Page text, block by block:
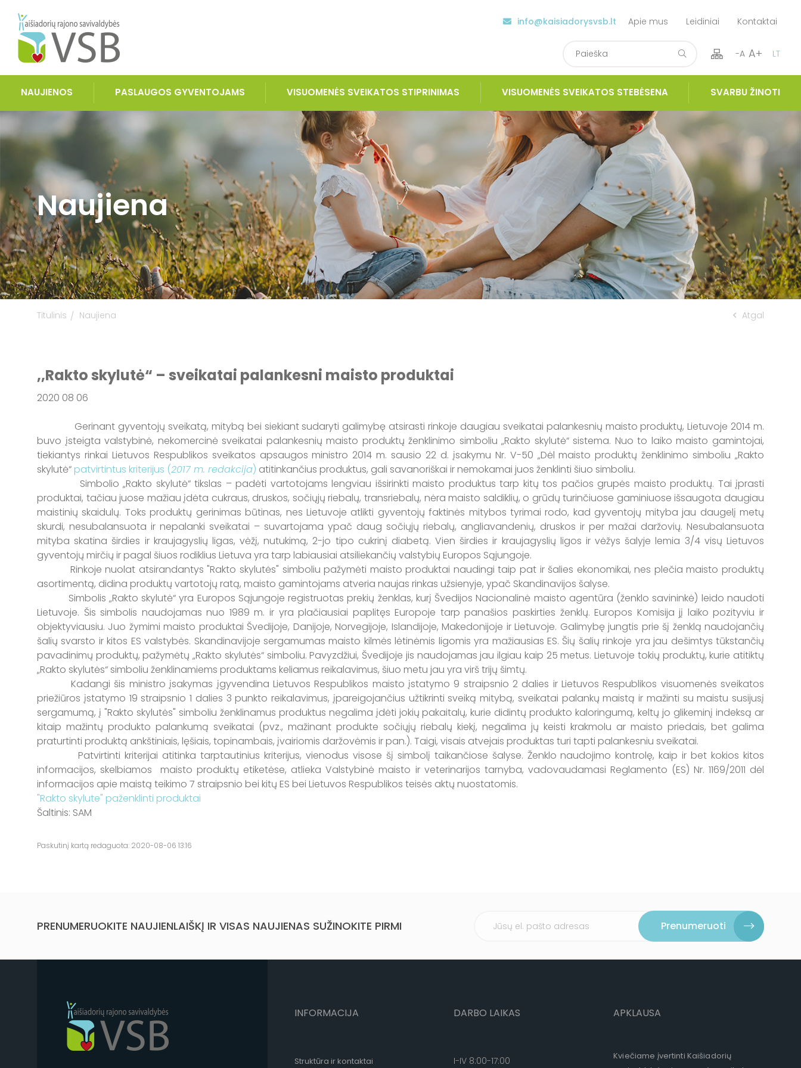
info@kaisiadorysvsb.lt Apie mus Leidiniai Kontaktai
-A A+ LT
NAUJIENOS PASLAUGOS GYVENTOJAMS VISUOMENĖS SVEIKATOS STIPRINIMAS VISUOMENĖS SVEIKATOS STEBĖSENA SVARBU ŽINOTI
Naujiena
Titulinis Naujiena Atgal
,,Rakto skylutė“ – sveikatai palankesni maisto produktai
2020 08 06
Gerinant gyventojų sveikatą, mitybą bei siekiant sudaryti galimybę atsirasti rinkoje daugiau sveikatai palankesnių maisto produktų, Lietuvoje 2014 m.
buvo įsteigta valstybinė, nekomercinė sveikatai palankesnių maisto produktų ženklinimo simboliu „Rakto skylutė“ sistema. Nuo to laiko maisto gamintojai,
tiekiantys rinkai Lietuvos Respublikos sveikatos apsaugos ministro 2014 m. sausio 22 d. įsakymu Nr. V-50 „Dėl maisto produktų ženklinimo simboliu „Rakto
skylutė“ patvirtintus kriterijus (2017 m. redakcija) atitinkančius produktus, gali savanoriškai ir nemokamai juos ženklinti šiuo simboliu.
Simbolio „Rakto skylutė“ tikslas – padėti vartotojams lengviau išsirinkti maisto produktus tarp kitų tos pačios grupės maisto produktų. Tai įprasti
produktai, tačiau juose mažiau įdėta cukraus, druskos, sočiųjų riebalų, transriebalų, nėra maisto saldiklių, o grūdų turinčiuose gaminiuose išsaugota daugiau
maistinių skaidulų. Toks produktų gerinimas būtinas, nes Lietuvoje atlikti gyventojų faktinės mitybos tyrimai rodo, kad gyventojų mityba jau daugelį metų
skurdi, nesubalansuota ir nepalanki sveikatai – suvartojama ypač daug sočiųjų riebalų, angliavandenių, druskos ir per mažai daržovių. Nesubalansuota
mityba skatina širdies ir kraujagyslių ligas, vėžį, nutukimą, 2-jo tipo cukrinį diabetą. Vien širdies ir kraujagyslių ligos ir vėžys šalyje lemia 3/4 visų Lietuvos
gyventojų mirčių ir pagal šiuos rodiklius Lietuva yra tarp labiausiai atsiliekančių valstybių Europos Sąjungoje.
Rinkoje nuolat atsirandantys "Rakto skylutės" simboliu pažymėti maisto produktai naudingi taip pat ir šalies ekonomikai, nes plečia maisto produktų
asortimentą, didina produktų vartotojų ratą, maisto gamintojams atveria naujas rinkas užsienyje, ypač Skandinavijos šalyse.
Simbolis „Rakto skylutė“ yra Europos Sąjungoje registruotas prekių ženklas, kurį Švedijos Nacionalinė maisto agentūra (ženklo savininkė) leido naudoti
Lietuvoje. Šis simbolis naudojamas nuo 1989 m. ir yra plačiausiai paplitęs Europoje tarp panašios paskirties ženklų. Europos Komisija jį laiko pozityviu ir
objektyviausiu. Juo žymimi maisto produktai Švedijoje, Danijoje, Norvegijoje, Islandijoje, Makedonijoje ir Lietuvoje. Galimybę jungtis prie šį ženklą naudojančių
šalių svarsto ir kitos ES valstybės. Skandinavijoje sergamumas maisto kilmės lėtinėmis ligomis yra mažiausias ES. Šių šalių rinkoje yra jau dešimtys tūkstančių
pavadinimų produktų, pažymėtų „Rakto skylutės“ simboliu. Pavyzdžiui, Švedijoje jis naudojamas jau ilgiau kaip 25 metus. Lietuvoje tokių produktų, kurie atitiktų
„Rakto skylutės“ simboliu ženklinamiems produktams keliamus reikalavimus, šiuo metu jau yra virš trijų šimtų.
Kadangi šis ministro įsakymas įgyvendina Lietuvos Respublikos maisto įstatymo 9 straipsnio 2 dalies ir Lietuvos Respublikos visuomenės sveikatos
priežiūros įstatymo 19 straipsnio 1 dalies 3 punkto reikalavimus, įpareigojančius užtikrinti sveiką mitybą, sveikatai palankų maistą ir mažinti su maistu susijusį
sergamumą, į "Rakto skylutės" simboliu ženklinamus produktus negalima įdėti jokių pakaitalų, kurie didintų produkto kaloringumą, keltų jo glikeminį indeksą ar
kitaip mažintų produkto palankumą sveikatai (pvz., mažinant produkte sočiųjų riebalų kiekį, negalima jų keisti krakmolu ar maisto priedais, bet galima
praturtinti produktą ankštiniais, lęšiais, topinambais, įvairiomis daržovėmis ir pan.). Taigi, visais atvejais produktas turi tapti palankesniu sveikatai.
Patvirtinti kriterijai atitinka tarptautinius kriterijus, vienodus visose šį simbolį taikančiose šalyse. Ženklo naudojimo kontrolę, kaip ir bet kokios kitos
informacijos, skelbiamos maisto produktų etiketėse, atlieka Valstybinė maisto ir veterinarijos tarnyba, vadovaudamasi Reglamento (ES) Nr. 1169/2011 dėl
informacijos apie maistą teikimo 7 straipsnio bei kitų ES bei Lietuvos Respublikos teisės aktų nuostatomis.
"Rakto skylute" paženklinti produktai
Šaltinis: SAM
Paskutinį kartą redaguota: 2020-08-06 13:16
PRENUMERUOKITE NAUJIENLAIŠKĮ IR VISAS NAUJIENAS SUŽINOKITE PIRMI Prenumeruoti
INFORMACIJA
Struktūra ir kontaktai
DARBO LAIKAS
I-IV 8:00-17:00
APKLAUSA
Kviečiame įvertinti Kaišiadorių